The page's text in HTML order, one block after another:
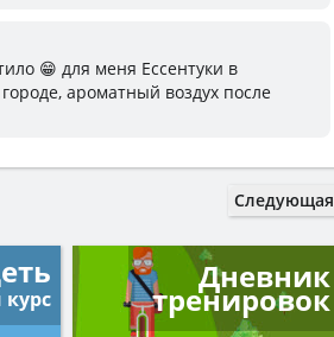
😁 для меня Ессентуки в
ароматный воздух после
Следующая
Дневник
тренировок